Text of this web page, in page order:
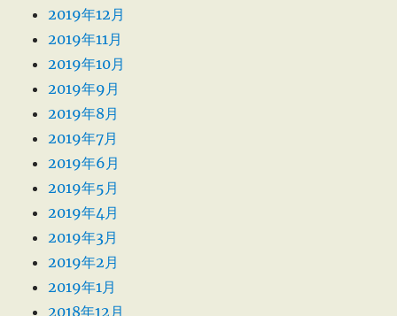
2019年12月
2019年11月
2019年10月
2019年9月
2019年8月
2019年7月
2019年6月
2019年5月
2019年4月
2019年3月
2019年2月
2019年1月
2018年12月